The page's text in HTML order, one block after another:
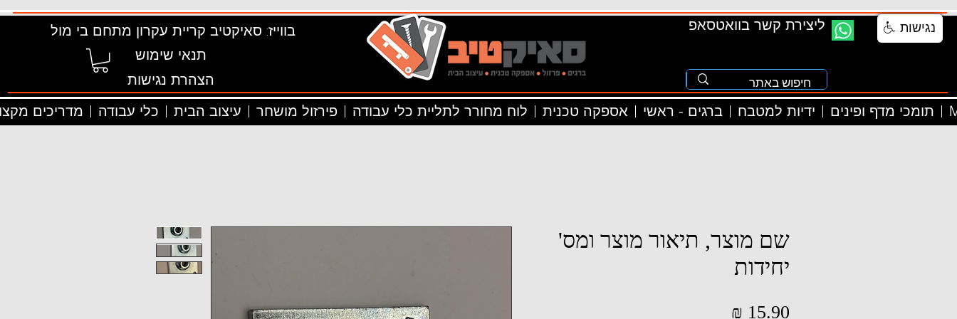
בווייז: סאיקטיב קריית עקרון מתחם בי מול
תנאי שימוש
הצהרת נגישות
ליצירת קשר בוואטסאפ
מדריכים כלי עבודה עיצוב הבית פירזול מושחר לוח מחורר לתליית כלי עבודה אספקה טכנית ברגים - ראשי ידיות למטבח תומכי מדף ופינים
שם מוצר, תיאור מוצר ומס'
יחידות
נגישות